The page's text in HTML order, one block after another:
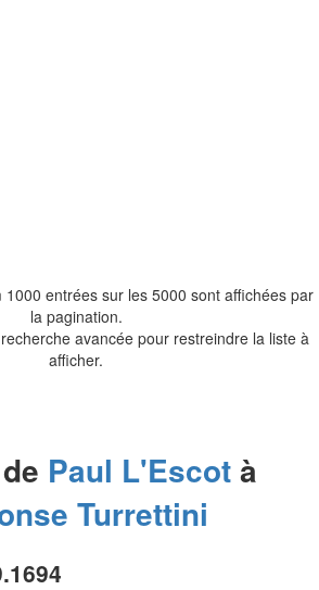
entrées sur les 5000 sont affichées par
la pagination.
avancée pour restreindre la liste à
afficher.
Paul L'Escotà
Turrettini